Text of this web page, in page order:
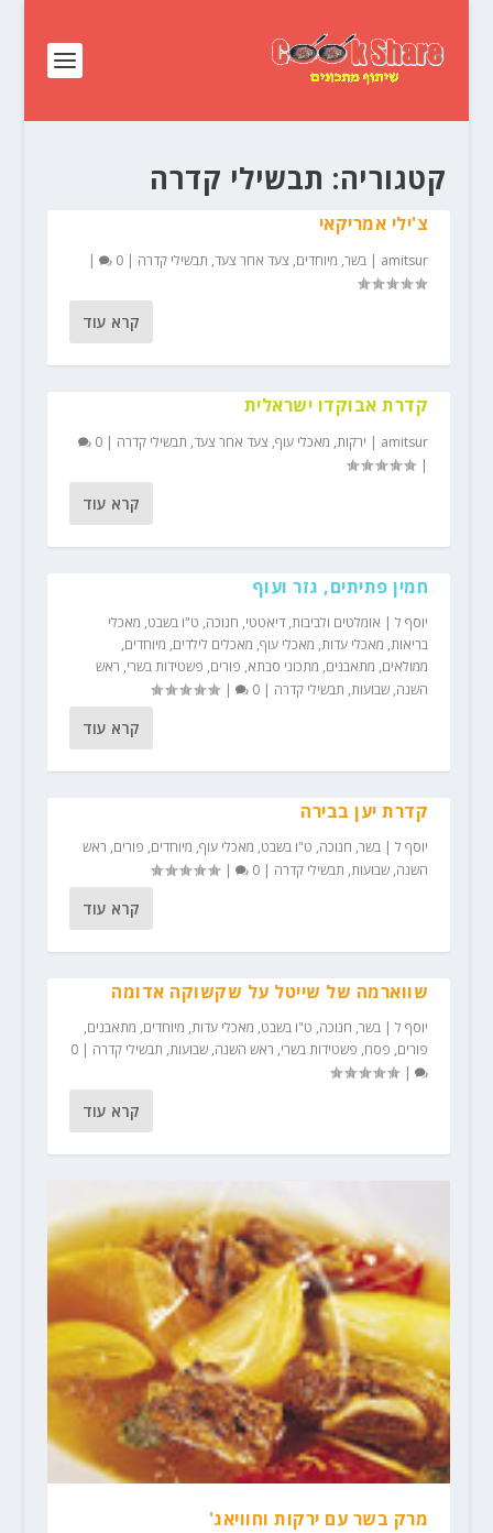
קטגוריה: תבשילי קדרה
צ'ילי אמריקאי
amitsur
| בשר, מיוחדים, צעד אחר צעד, תבשילי קדרה |
0
|
קרא עוד
קדרת אבוקדו ישראלית
amitsur
| ירקות, מאכלי עוף, צעד אחר צעד, תבשילי קדרה |
0
|
קרא עוד
חמין פתיתים, גזר ועוף
יוסף ל| אומלטים ולביבות, דיאטטי, חנוכה, ט"ו בשבט, מאכלי
בריאות, מאכלי עדות, מאכלי עוף, מאכלים לילדים, מיוחדים,
ממולאים, מתאבנים, מתכוני סבתא, פורים, פשטידות בשרי, ראש
השנה, שבועות, תבשילי קדרה |
0
|
קרא עוד
קדרת יען בבירה
יוסף ל| בשר, חנוכה, ט"ו בשבט, מאכלי עוף, מיוחדים, פורים, ראש
השנה, שבועות, תבשילי קדרה |
0
|
קרא עוד
שווארמה של שייטל על שקשוקה אדומה
יוסף ל| בשר, חנוכה, ט"ו בשבט, מאכלי עדות, מיוחדים, מתאבנים,
פורים, פסח, פשטידות בשרי, ראש השנה, שבועות, תבשילי קדרה |
0
|
קרא עוד
מרק בשר עם ירקות וחוויאג'